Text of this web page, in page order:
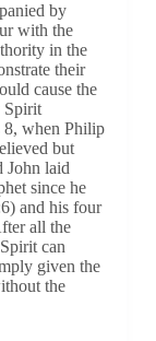
by
with the
in the
their
cause the
Spirit
8, when Philip
but
John laid
since he
and his four
all the
can
given the
the